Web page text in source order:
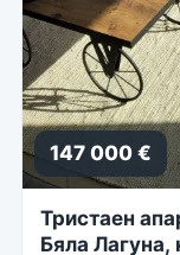
147 000 €
Тристаен
Бяла Лагуна,